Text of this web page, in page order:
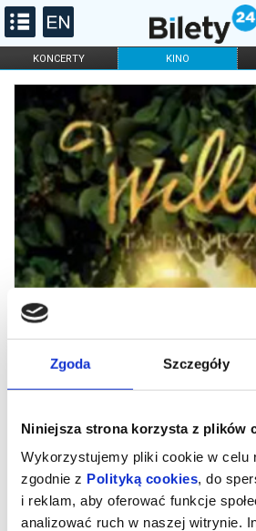
Zgoda Szczegóły
Niniejsza strona korzysta z plików
Wykorzystujemy pliki cookie w celu
zgodnie z Polityką cookies, do
i reklam, aby oferować funkcje
analizować ruch w naszej witrynie.
KONCERTY KINO
FILHARMONIA OPERA I BALET
DLA DZIECI
ONLINE